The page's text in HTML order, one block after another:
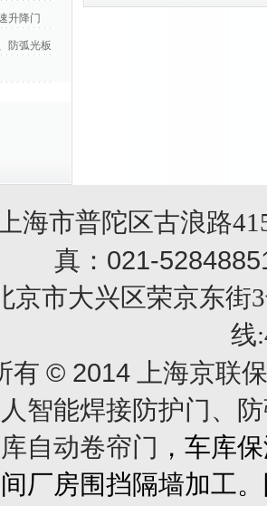
升降门
防弧光板
海市普陀区古浪路
真： 021-
大兴区荣京东街3
线
© 2014上海京联
智能焊接防护门、
自动卷帘门 ，车库
厂房围挡隔墙加工